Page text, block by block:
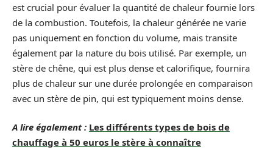
est crucial pour évaluer la quantité de chaleur fournie lors
de la combustion. Toutefois, la chaleur générée ne varie
pas uniquement en fonction du volume, mais transite
également par la nature du bois utilisé. Par exemple, un
stère de chêne, qui est plus dense et calorifique, fournira
plus de chaleur sur une durée prolongée en comparaison
avec un stère de pin, qui est typiquement moins dense.
A lire également : Les différents types de bois de
chauffage à 50 euros le stère à connaître